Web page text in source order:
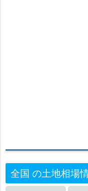
全国 の土地相場